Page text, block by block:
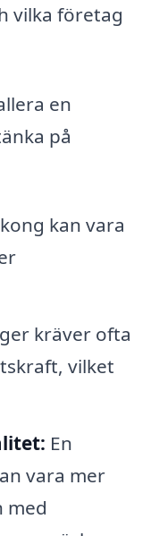
vilka företag
en
på
kan vara
kräver ofta
vilket
En
vara mer
med